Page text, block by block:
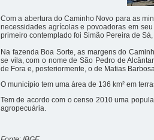
Com a abertura do Caminho Novo para as
necessidades agrícolas e povoadoras em
primeiro contemplado foi Simão Pereira de
Na fazenda Boa Sorte, as margens do
se vila, com o nome de São Pedro de
de Fora e, posteriormente, o de Matias
O município tem uma área de 136 km² em
Tem de acordo com o censo 2010 uma
agropecuária.